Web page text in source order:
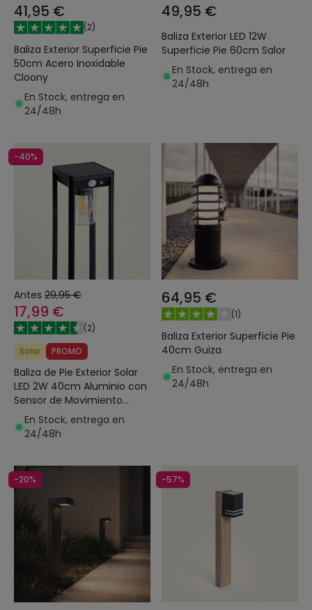
41,95 €
(2)
Baliza Exterior Superficie Pie
50cm Acero Inoxidable
Cloony
En Stock, entrega en
24/48h
49,95 €
Baliza Exterior LED 12W
Superficie Pie 60cm Salor
En Stock, entrega en
24/48h
-40%
Antes 29,95 €
17,99 €
(2)
Solar
PROMO
Baliza de Pie Exterior Solar
LED 2W 40cm Aluminio con
Sensor de Movimiento
Devah
En Stock, entrega en
24/48h
64,95 €
(1)
Baliza Exterior Superficie Pie
40cm Guiza
En Stock, entrega en
24/48h
-20% -57%